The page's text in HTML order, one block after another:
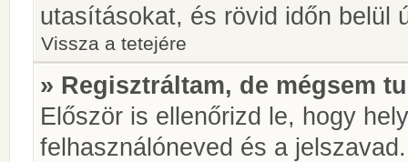
utasításokat, és rövid időn belül
Vissza a tetejére
» Regisztráltam, de mégsem
Először is ellenőrizd le, hogy
felhasználóneved és a